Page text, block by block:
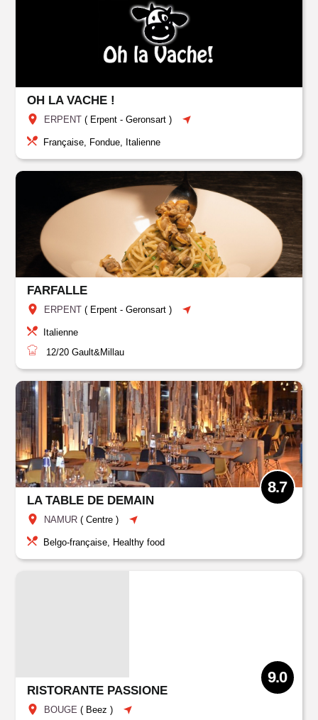
OH LA VACHE !
ERPENT ( Erpent - Geronsart )
Française, Fondue, Italienne
FARFALLE
ERPENT ( Erpent - Geronsart )
Italienne
12/20 Gault&Millau
LA TABLE DE DEMAIN
NAMUR (Centre )
8.7
Belgo-française, Healthy food
RISTORANTE PASSIONE
BOUGE ( Beez )
9.0